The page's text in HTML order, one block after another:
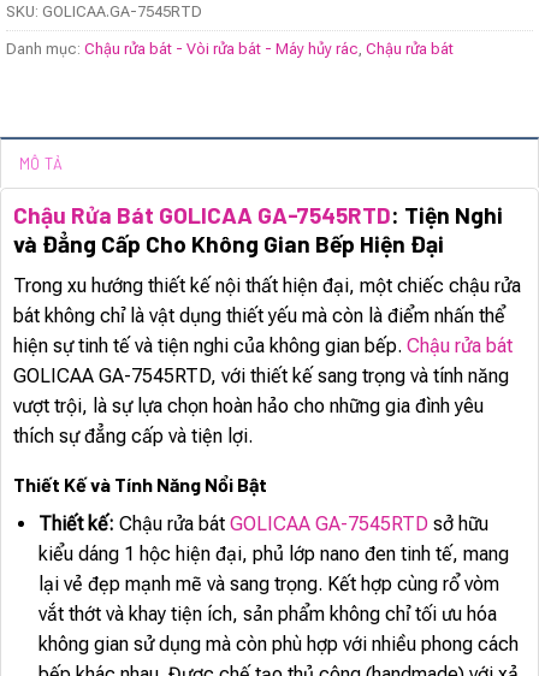
SKU: GOLICAA.GA-7545RTD
Danh mục: Chậu rửa bát - Vòi rửa bát - Máy hủy rác Chậu rửa bát
MÔ TẢ
Chậu Rửa Bát GOLICAA GA-7545RTD: Tiện Nghi
và Đẳng Cấp Cho Không Gian Bếp Hiện Đại
Trong xu hướng thiết kế nội thất hiện đại, một chiếc chậu rửa
bát không chỉ là vật dụng thiết yếu mà còn là điểm nhấn thể
hiện sự tinh tế và tiện nghi của không gian bếp. Chậu rửa bát
GOLICAA GA-7545RTD, với thiết kế sang trọng và tính năng
vượt trội, là sự lựa chọn hoàn hảo cho những gia đình yêu
thích sự đẳng cấp và tiện lợi.
Thiết Kế và Tính Năng Nổi Bật
Thiết kế: Chậu rửa bát GOLICAA GA-7545RTDsở hữu
kiểu dáng 1 hộc hiện đại, phủ lớp nano đen tinh tế, mang
lại vẻ đẹp mạnh mẽ và sang trọng. Kết hợp cùng rổ vòm
vắt thớt và khay tiện ích, sản phẩm không chỉ tối ưu hóa
không gian sử dụng mà còn phù hợp với nhiều phong cách